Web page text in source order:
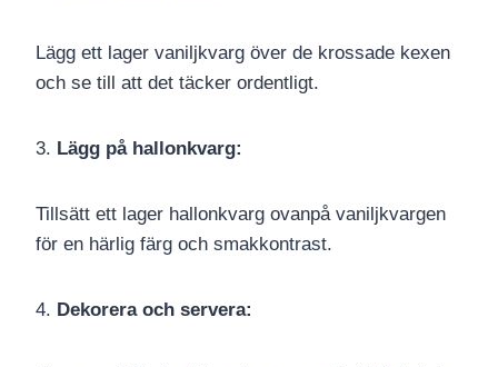
Lägg ett lager vaniljkvarg över de krossade kexen
och se till att det täcker ordentligt.
3. Lägg på hallonkvarg:
Tillsätt ett lager hallonkvarg ovanpå vaniljkvargen
för en härlig färg och smakkontrast.
4. Dekorera och servera: